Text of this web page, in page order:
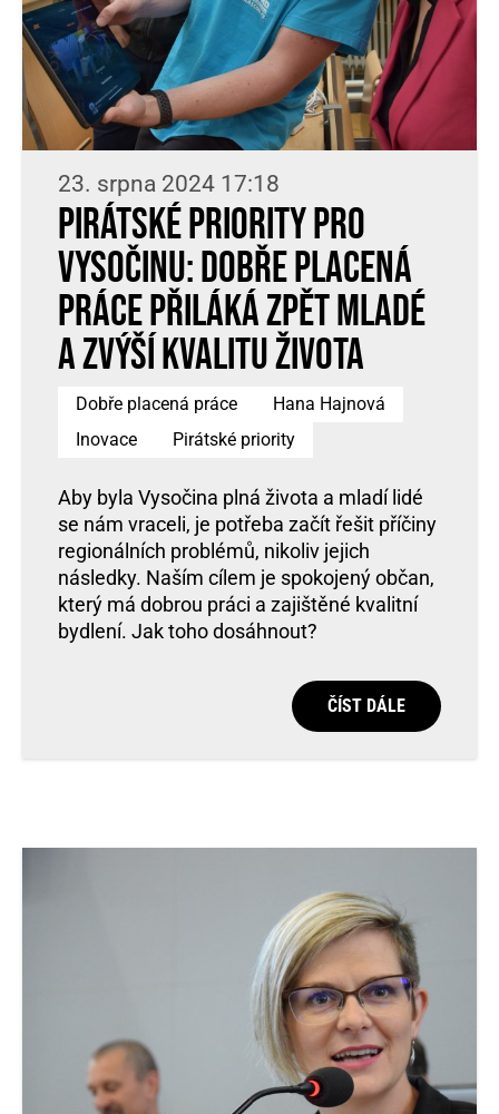
23. srpna 2024 17:18
Pirátské priority pro
Vysočinu: Dobře placená
práce přiláká zpět mladé
a zvýší kvalitu života
Dobře placená práce
Hana Hajnová
Inovace
Pirátské priority
Aby byla Vysočina plná života a mladí lidé
se nám vraceli, je potřeba začít řešit příčiny
regionálních problémů, nikoliv jejich
následky. Naším cílem je spokojený občan,
který má dobrou práci a zajištěné kvalitní
bydlení. Jak toho dosáhnout?
ČÍST DÁLE